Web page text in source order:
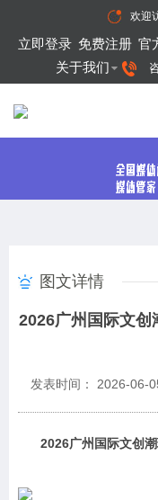
欢迎
立即登录 免费注册 官
关于我们
图文详情
2026广州国际文创
发表时间： 2026-06-
2026广州国际文创